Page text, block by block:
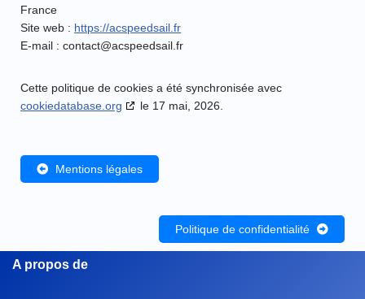
France
Site web : https://acspeedsail.fr
E-mail : contact@acspeedsail.fr
Cette politique de cookies a été synchronisée avec
cookiedatabase.org
le 17 mai, 2026.
Mentions légales
Politique de confidentialité
A propos de